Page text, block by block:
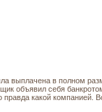
выплачена в полном
объявил себя
какой компанией.